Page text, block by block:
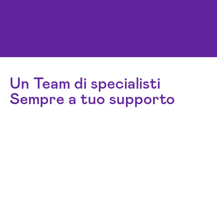
Un Team di specialisti
Sempre a tuo supporto